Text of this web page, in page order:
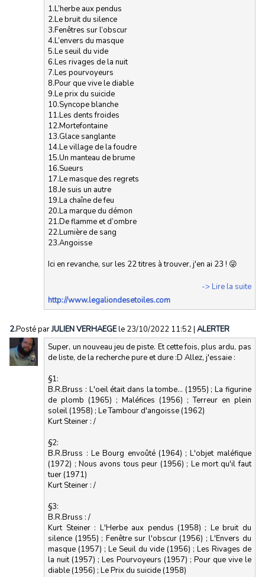
1.L’herbe aux pendus
2.Le bruit du silence
3.Fenêtres sur l’obscur
4.L’envers du masque
5.Le seuil du vide
6.Les rivages de la nuit
7.Les pourvoyeurs
8.Pour que vive le diable
9.Le prix du suicide
10.Syncope blanche
11.Les dents froides
12.Mortefontaine
13.Glace sanglante
14.Le village de la foudre
15.Un manteau de brume
16.Sueurs
17.Le masque des regrets
18.Je suis un autre
19.La chaîne de feu
20.La marque du démon
21.De flamme et d’ombre
22.Lumière de sang
23.Angoisse
Ici en revanche, sur les 22 titres à trouver, j'en ai 23 ! 😜
-> Lire la suite
http://www.legaliondesetoiles.com
2.Posté parJULIEN VERHAEGEle 23/10/2022 11:52| ALERTER
Super, un nouveau jeu de piste. Et cette fois, plus ardu, pas
de liste, de la recherche pure et dure :D Allez, j'essaie :
§1:
B.R.Bruss : L'oeil était dans la tombe... (1955) ; La figurine
de plomb (1965) ; Maléfices (1956) ; Terreur en plein
soleil (1958) ; Le Tambour d'angoisse (1962)
Kurt Steiner : /
§2:
B.R.Bruss : Le Bourg envoûté (1964) ; L'objet maléfique
(1972) ; Nous avons tous peur (1956) ; Le mort qu'il faut
tuer (1971)
Kurt Steiner : /
§3:
B.R.Bruss : /
Kurt Steiner : L'Herbe aux pendus (1958) ; Le bruit du
silence (1955) ; Fenêtre sur l'obscur (1956) ; L'Envers du
masque (1957) ; Le Seuil du vide (1956) ; Les Rivages de
la nuit (1957) ; Les Pourvoyeurs (1957) ; Pour que vive le
diable (1956) ; Le Prix du suicide (1958)